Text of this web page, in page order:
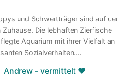
und Schwertträger sind auf der
Zuhause. Die lebhaften Zierfische
Aquarium mit ihrer Vielfalt an
Sozialverhalten.…
Andrew – vermittelt ♥️